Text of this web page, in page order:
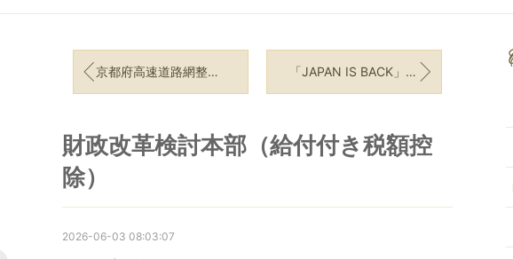
京都府高速道路網整備促進協議会 要望 「JAPAN IS BACK」キャップ
財政改革検討本部（給付付き税額控
除）
2026-06-03 08:03:07